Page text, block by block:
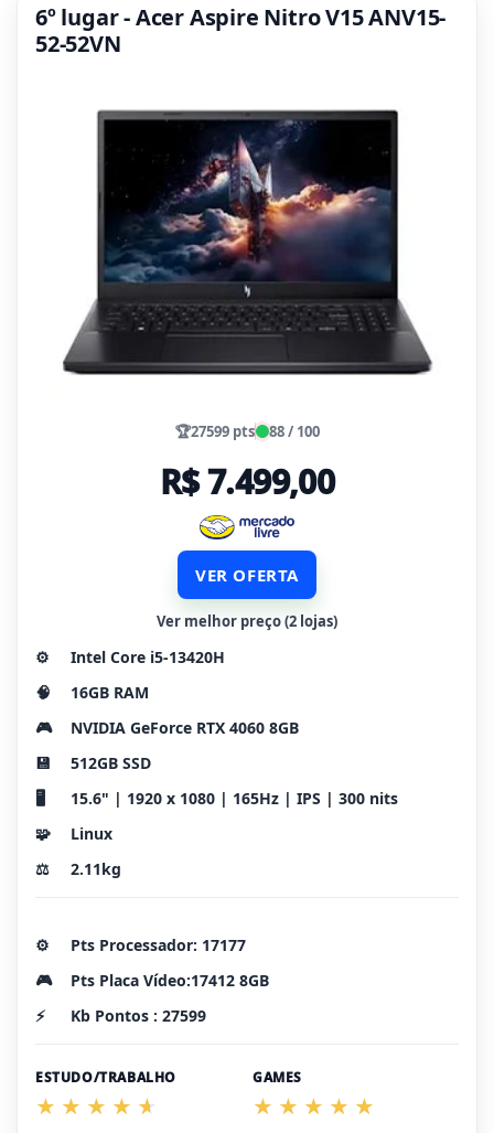
6º lugar - Acer Aspire Nitro V15 ANV15-
52-52VN
🏆27599 pts 88 / 100
R$ 7.499,00
VER OFERTA
Ver melhor preço (2 lojas)
⚙️
Intel Core i5-13420H
🧠
16GB RAM
🎮
NVIDIA GeForce RTX 4060 8GB
💾
512GB SSD
🖥️
15.6" | 1920 x 1080 | 165Hz | IPS | 300 nits
🧩
Linux
⚖️
2.11kg
⚙️
Pts Processador: 17177
🎮
Pts Placa Vídeo:17412 8GB
⚡
Kb Pontos : 27599
ESTUDO/TRABALHO GAMES